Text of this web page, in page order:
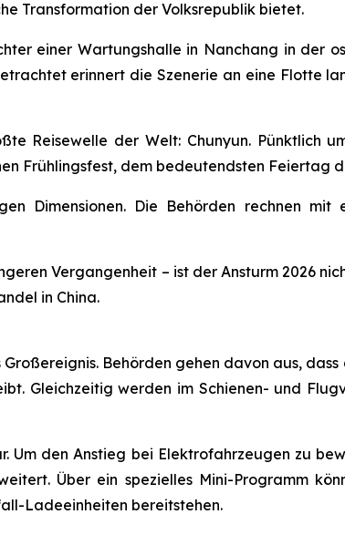
Transformation der Volksrepublik bietet.
einer Wartungshalle in Nanchang in der
erinnert die Szenerie an eine Flotte
Reisewelle der Welt: Chunyun. Pünktlich
Frühlingsfest, dem bedeutendsten Feiertag
Dimensionen. Die Behörden rechnen mit
Vergangenheit – ist der Ansturm 2026
in China.
Behörden gehen davon aus,
Gleichzeitig werden im Schienen- und
den Anstieg bei Elektrofahrzeugen zu
Über ein spezielles Mini-Programm
Ladeeinheiten bereitstehen.